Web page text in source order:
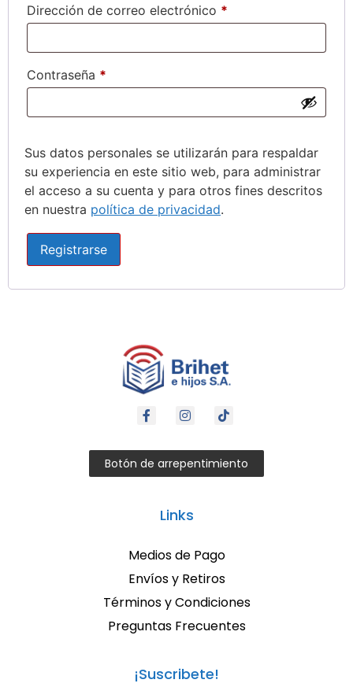
Dirección de correo electrónico *
Contraseña *
Sus datos personales se utilizarán para respaldar
su experiencia en este sitio web, para administrar
el acceso a su cuenta y para otros fines descritos
en nuestra política de privacidad.
Registrarse
Botón de arrepentimiento
Links
Medios de Pago
Envíos y Retiros
Términos y Condiciones
Preguntas Frecuentes
¡Suscribete!